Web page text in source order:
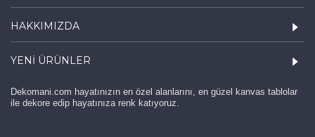
HAKKIMIZDA
YENI ÜRÜNLER
Dekomani.com hayatınızın en özel alanlarını, en güzel kanvas tablolar
ile dekore edip hayatınıza renk katıyoruz.